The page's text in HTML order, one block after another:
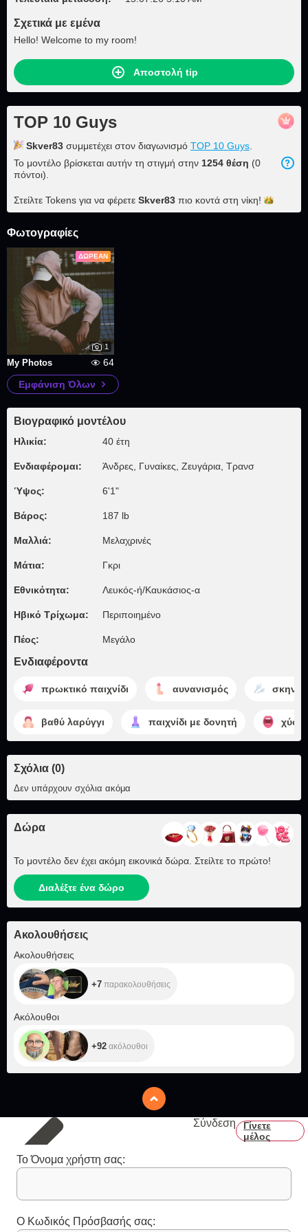
Σχετικά με εμένα
Hello! Welcome to my room!
Αποστολή tip
TOP 10 Guys
Skver83 συμμετέχει στον διαγωνισμό TOP 10 Guys
Το μοντέλο βρίσκεται αυτήν τη στιγμή στην 1254 θέση (0
πόντοι).
Στείλτε Tokens για να φέρετε Skver83 πιο κοντά στη νίκη!
Φωτογραφίες
ΔΩΡΕΆΝ
1
My Photos
64
Εμφάνιση Όλων
Βιογραφικό μοντέλου
Ηλικία: 40 έτη
Ενδιαφέρομαι: Άνδρες, Γυναίκες, Zευγάρια, Τρανσ
Ύψος: 6'1"
Βάρος: 187 lb
Μαλλιά: Μελαχρινές
Μάτια: Γκρι
Εθνικότητα: Λευκός-ή/Καυκάσιος-α
Ηβικό Τρίχωμα: Περιποιημένο
Πέος: Μεγάλο
Ενδιαφέροντα
πρωκτικό παιχνίδι αυνανισμός σκηνή
βαθύ λαρύγγι παιχνίδι με δονητή
Σχόλια (0)
Δεν υπάρχουν σχόλια ακόμα
Δώρα
Το μοντέλο δεν έχει ακόμη εικονικά δώρα. Στείλτε το πρώτο!
Διαλέξτε ένα δώρο
Ακολουθήσεις
Ακολουθήσεις
+7 παρακολουθήσεις
Ακόλουθοι
+92 ακόλουθοι
Σύνδεση
Γίνετε
μέλος
Το Όνομα χρήστη σας:
Ο Κωδικός Πρόσβασής σας: